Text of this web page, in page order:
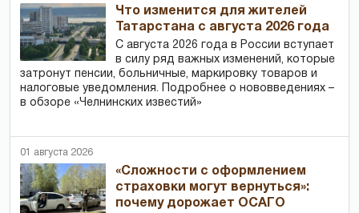
Что изменится для жителей
Татарстана с августа 2026 года
С августа 2026 года в России вступает
в силу ряд важных изменений, которые
затронут пенсии, больничные, маркировку товаров и
налоговые уведомления. Подробнее о нововведениях –
в обзоре «Челнинских известий»
01 августа 2026
«Сложности с оформлением
страховки могут вернуться»:
почему дорожает ОСАГО